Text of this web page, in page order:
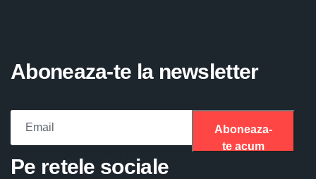
Aboneaza-te la newsletter
Aboneaza-
te acum
Pe retele sociale